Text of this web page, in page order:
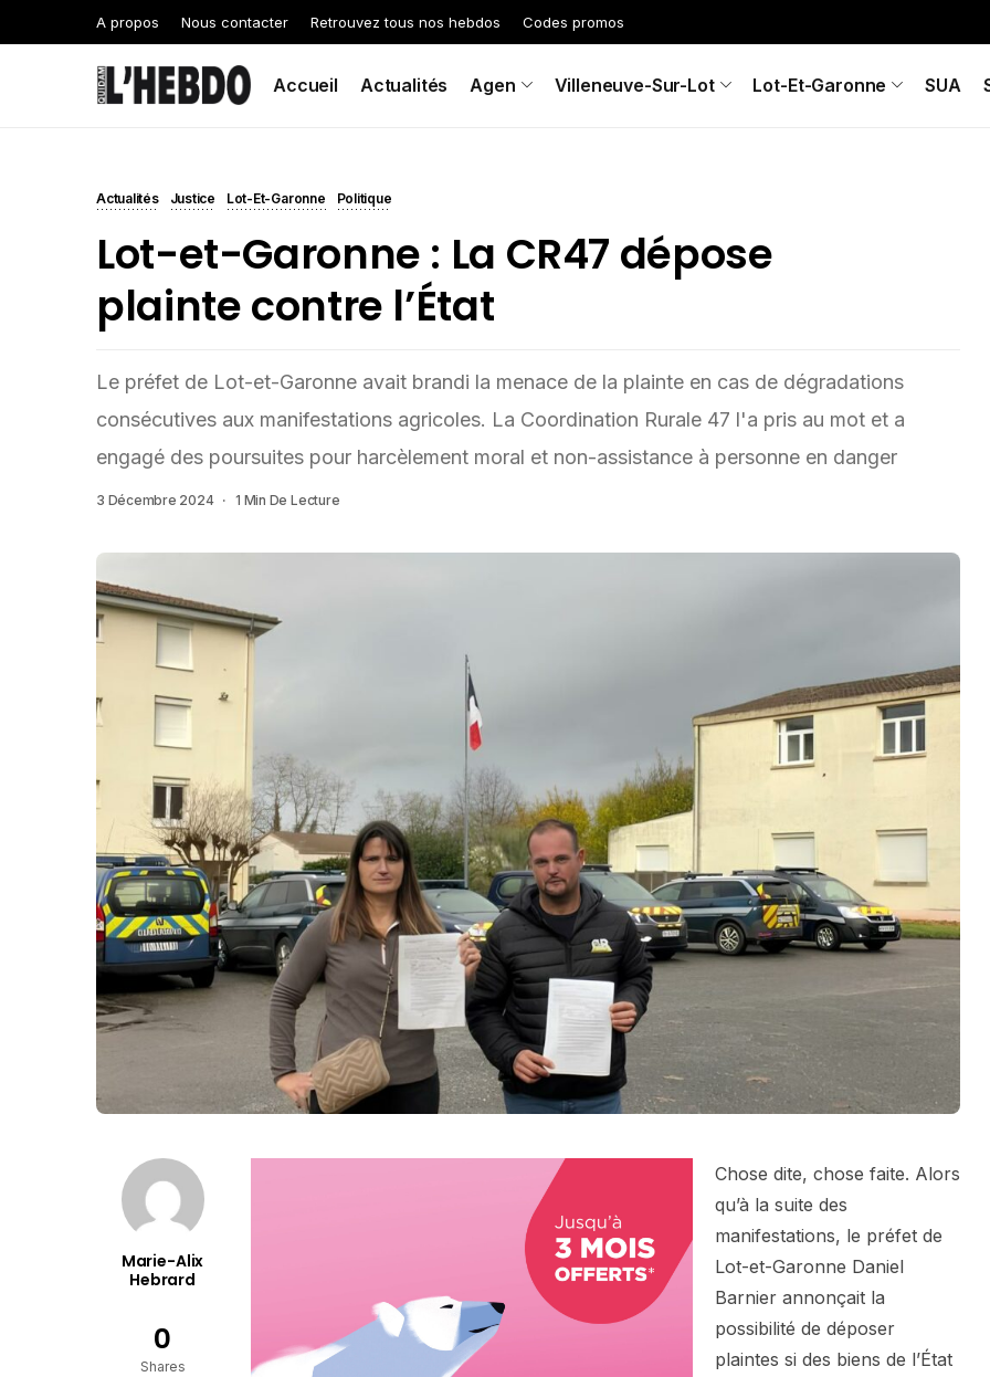
A propos Nous contacter Retrouvez tous nos hebdos Codes promos
Accueil Actualités Agen Villeneuve-Sur-Lot Lot-Et-Garonne SUA
Actualités Justice Lot-Et-Garonne Politique
Lot-et-Garonne : La CR47 dépose
plainte contre l’État
Le préfet de Lot-et-Garonne avait brandi la menace de la plainte en cas de dégradations
consécutives aux manifestations agricoles. La Coordination Rurale 47 l'a pris au mot et a
engagé des poursuites pour harcèlement moral et non-assistance à personne en danger
3 Décembre 2024 1 Min De Lecture
Marie-Alix
Hebrard
0
Shares
Chose dite, chose faite. Alors
qu’à la suite des
manifestations, le préfet de
Lot-et-Garonne Daniel
Barnier annonçait la
possibilité de déposer
plaintes si des biens de l’État